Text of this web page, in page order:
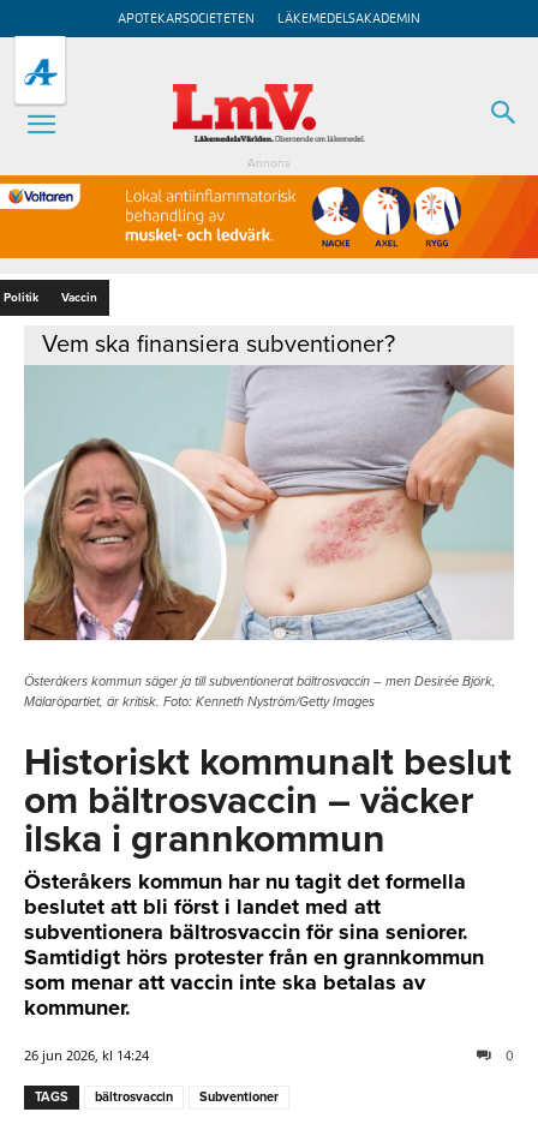
APOTEKARSOCIETETEN LÄKEMEDELSAKADEMIN
Annons
Politik Vaccin
Vem ska finansiera subventioner?
Österåkers kommun säger ja till subventionerat bältrosvaccin – men Desirée Björk,
Mälaröpartiet, är kritisk. Foto: Kenneth Nyström/Getty Images
Historiskt kommunalt beslut
om bältrosvaccin – väcker
ilska i grannkommun
Österåkers kommun har nu tagit det formella
beslutet att bli först i landet med att
subventionera bältrosvaccin för sina seniorer.
Samtidigt hörs protester från en grannkommun
som menar att vaccin inte ska betalas av
kommuner.
26 jun 2026, kl 14:24 0
TAGS bältrosvaccin Subventioner